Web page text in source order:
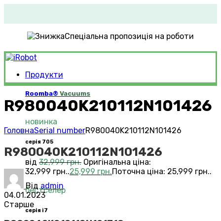
Спеціальна пропозиція на роботи
Продукти
Roomba® Vacuums
новинка
серія 705
від 32,999грн. Оригінальна ціна:
32,999 грн..25,999 грн.Поточна ціна: 25,999 грн..
бестселер
серія i7
R980040K210112N101426
ГоловнаSerial numberR980040K210112N101426
R980040K210112N101426
Від admin
04.01.2023
Старше